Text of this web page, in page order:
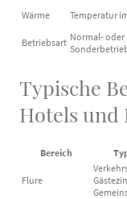
Wärme
Temperatur
Betriebsart Normal- oder
Typische
Hotels und
Bereich
Flure